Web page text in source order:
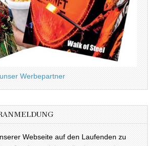
Werbepartner
Webseite auf den Laufenden zu